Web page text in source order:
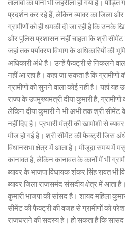
तालाबों का पानी भी जहरीला हो गया है।
प्रदर्शन कर रहे हैं, लेकिन ब्यावर का जिला
ग्रामीणों को ही धमकी दी जा रही है कि
और पुलिस प्रशासन नहीं चाहता कि श्री
जहां तक पर्यावरण विभाग के अधिकारियों की
अधिकारी अंधे है। उन्हें फैक्ट्री से निकलने
नहीं आ रहा है। कहा जा सकता है कि ग्रामीणों
ग्रामीणों को सुनने वाला कोई नहीं है। यहां यह
राज्य के उपमुख्यमंत्री दीया कुमारी है,
लेकिन दीया कुमारी ने भी अभी तक श्री सीमेंट
नहीं दिए है। प्रभारी मंत्री की खामोशी से
मौज हो गई है। श्री सीमेंट की फैक्ट्री जिस
विधानसभा क्षेत्र में आता है। मौजूदा समय में
कानावत है, लेकिन कानावत के कानों में भी
ब्यावर के भाजपा विधायक शंकर सिंह रावत भी
ब्यावर जिला राजसमंद संसदीय क्षेत्र में आता
कुमारी भाजपा की सांसद है। शायद महिला
सीमेंट की फैक्ट्री की वजह से ग्रामीणों को
राजघराने की सदस्य हे। हो सकता है कि सांसद